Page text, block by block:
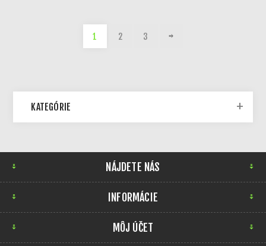
1 2 3
KATEGÓRIE
NÁJDETE NÁS
INFORMÁCIE
MÔJ ÚČET